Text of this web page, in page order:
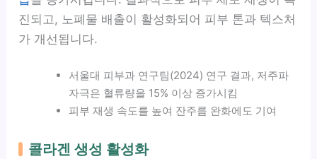
진되고, 노폐물 배출이 활성화되어 피부 톤과 텍스처
가 개선됩니다.
서울대 피부과 연구팀(2024) 연구 결과, 저주파
자극은 혈류량을 15% 이상 증가시킴
피부 재생 속도를 높여 잔주름 완화에도 기여
콜라겐 생성 활성화